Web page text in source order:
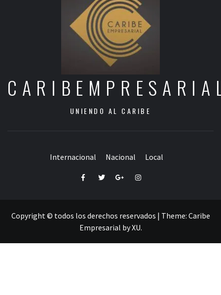
UNIENDO AL CARIBE
Internacional Nacional Local
FacebookTwitterGoogle+Instagram
Copyright © todos los derechos reservados | Theme: Caribe
Empresarial byXU.